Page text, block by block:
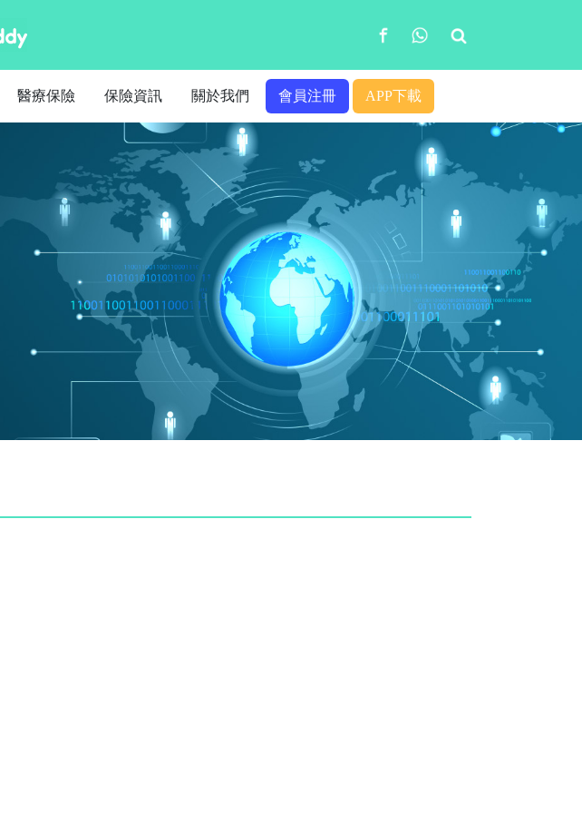
醫療保險 保險資訊 關於我們 會員注冊 APP下載